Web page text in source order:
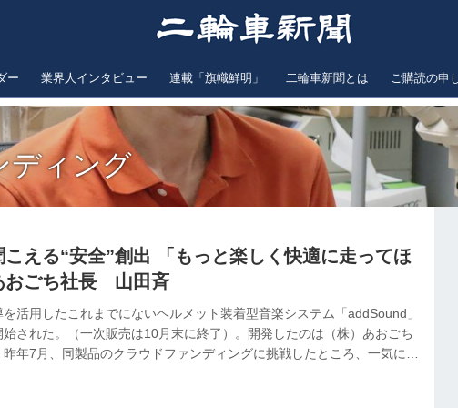
ー 業界人インタビュー 連載「旗幟鮮明」 二輪車新聞とは ご購読の申
ディング
こえる“安全”創出 「もっと楽しく快適に走ってほ
おごち社長 山田斉
活用したこれまでにないヘルメット装着型音楽システム「addSound」
された。（一次販売は10月末に終了）。開発したのは（株）あおごち
年7月、同製品のクラウドファンディングに挑戦したところ、一気に資